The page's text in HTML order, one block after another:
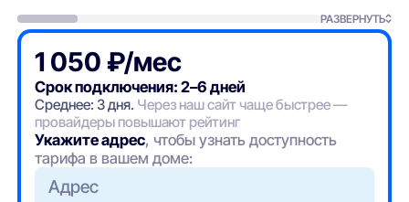
РАЗВЕРНУТЬ
1 050 ₽/мес
Срок подключения: 2–6 дней
Среднее: 3 дня. Через наш сайт чаще быстрее —
провайдеры повышают рейтинг
Укажите адрес, чтобы узнать доступность
тарифа в вашем доме:
Адрес